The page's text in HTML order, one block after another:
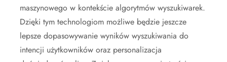
maszynowego w kontekście algorytmów wyszukiwarek.
Dzięki tym technologiom możliwe będzie jeszcze
lepsze dopasowywanie wyników wyszukiwania do
intencji użytkowników oraz personalizacja